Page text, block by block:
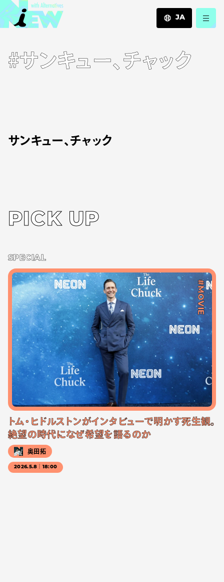
JA
EN
ZH
#サンキュー、チャック
サンキュー、チャック
PICK UP
SPECIAL
#MOVIE
トム・ヒドルストンがインタビューで明かす死生観。
絶望の時代になぜ希望を語るのか
奥田拓
2026.5.8｜18:00